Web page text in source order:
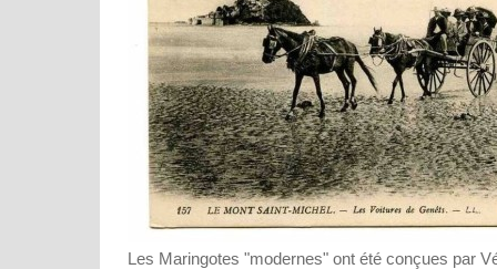
Les Maringotes "modernes" ont été conçues par